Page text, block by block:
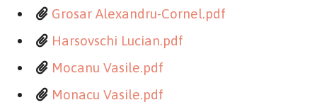
Grosar Alexandru-Cornel.pdf
Harsovschi Lucian.pdf
Mocanu Vasile.pdf
Monacu Vasile.pdf